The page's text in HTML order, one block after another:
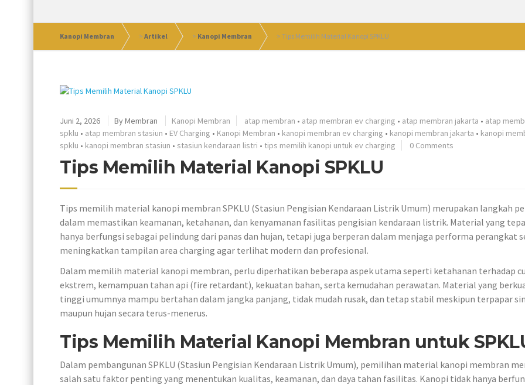
Kanopi Membran > Artikel > Kanopi Membran > Tips Memilih Material Kanopi SPKLU
Juni 2, 2026 ByMembran Kanopi Membran atap membran • atap membran ev charging • atap membran jakarta • atap
spklu • atap membran stasiun • EV Charging • Kanopi Membran • kanopi membran ev charging • kanopi membran jakarta • kanopi
spklu • kanopi membran stasiun • stasiun kendaraan listri • tips memilih kanopi untuk ev charging 0 Comments
Tips Memilih Material Kanopi SPKLU
Tips memilih material kanopi membran SPKLU (Stasiun Pengisian Kendaraan Listrik Umum) merupakan langkah
dalam memastikan keamanan, ketahanan, dan kenyamanan fasilitas pengisian kendaraan listrik. Material yang
hanya berfungsi sebagai pelindung dari panas dan hujan, tetapi juga berperan dalam menjaga performa perangkat
meningkatkan tampilan area charging agar terlihat modern dan profesional.
Dalam memilih material kanopi membran, perlu diperhatikan beberapa aspek utama seperti ketahanan terhadap
ekstrem, kemampuan tahan api (fire retardant), kekuatan bahan, serta kemudahan perawatan. Material yang
tinggi umumnya mampu bertahan dalam jangka panjang, tidak mudah rusak, dan tetap stabil meskipun terpapar
maupun hujan secara terus-menerus.
Tips Memilih Material Kanopi Membran untuk
Dalam pembangunan SPKLU (Stasiun Pengisian Kendaraan Listrik Umum), pemilihan material kanopi membran
salah satu faktor penting yang menentukan kualitas, keamanan, dan daya tahan fasilitas. Kanopi tidak hanya